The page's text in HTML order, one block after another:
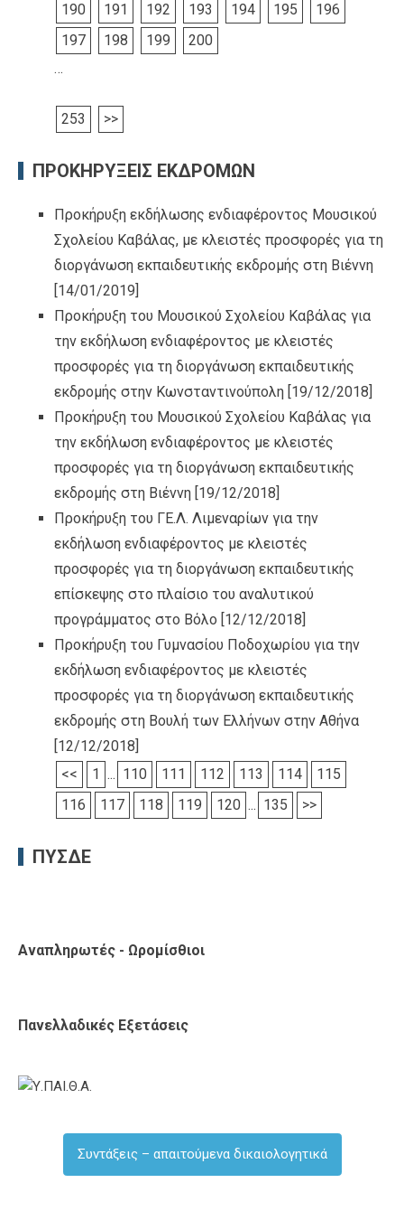
190 191 192 193 194 195
196
197
198 199
200
…
253 >>
ΠΡΟΚΗΡΥΞΕΙΣ ΕΚΔΡΟΜΩΝ
Προκήρυξη εκδήλωσης ενδιαφέροντος Μουσικού
Σχολείου Καβάλας, με κλειστές προσφορές για τη
διοργάνωση εκπαιδευτικής εκδρομής στη Βιέννη
[14/01/2019]
Προκήρυξη του Μουσικού Σχολείου Καβάλας για
την εκδήλωση ενδιαφέροντος με κλειστές
προσφορές για τη διοργάνωση εκπαιδευτικής
εκδρομής στην Κωνσταντινούπολη [19/12/2018]
Προκήρυξη του Μουσικού Σχολείου Καβάλας για
την εκδήλωση ενδιαφέροντος με κλειστές
προσφορές για τη διοργάνωση εκπαιδευτικής
εκδρομής στη Βιέννη [19/12/2018]
Προκήρυξη του ΓΕ.Λ. Λιμεναρίων για την
εκδήλωση ενδιαφέροντος με κλειστές
προσφορές για τη διοργάνωση εκπαιδευτικής
επίσκεψης στο πλαίσιο του αναλυτικού
προγράμματος στο Βόλο [12/12/2018]
Προκήρυξη του Γυμνασίου Ποδοχωρίου για την
εκδήλωση ενδιαφέροντος με κλειστές
προσφορές για τη διοργάνωση εκπαιδευτικής
εκδρομής στη Βουλή των Ελλήνων στην Αθήνα
[12/12/2018]
<<
1 ... 110 111 112 113 114
115
116
117 118 119 120 ... 135 >>
ΠΥΣΔΕ
Αναπληρωτές - Ωρομίσθιοι
Πανελλαδικές Εξετάσεις
Συντάξεις – απαιτούμενα δικαιολογητικά